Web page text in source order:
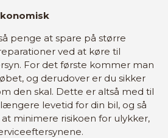
penge at spare på større
ved at køre til
For det første kommer man
og derudover er du sikker
den skal. Dette er altså med til
levetid for din bil, og så
minimere risikoen for ulykker,